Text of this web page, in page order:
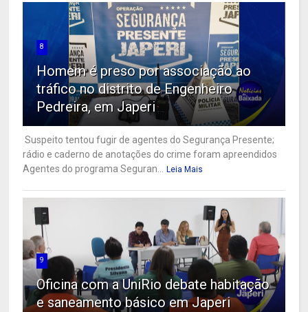
8
Homem é preso por associação ao
tráfico no distrito de Engenheiro
Pedreira, em Japeri
Suspeito tentou fugir de agentes do Segurança Presente;
rádio e caderno de anotações do crime foram apreendidos
Agentes do programa Seguran...
Leia Mais
9
Oficina com a UniRio debate habitação
e saneamento básico em Japeri